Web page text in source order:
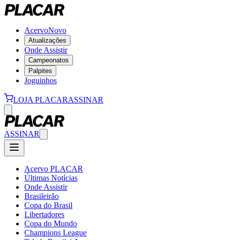
AcervoNovo
Atualizações
Onde Assistir
Campeonatos
Palpites
Joguinhos
LOJA PLACARASSINAR
ASSINAR
Acervo PLACAR
Últimas Notícias
Onde Assistir
Brasileirão
Copa do Brasil
Libertadores
Copa do Mundo
Champions League